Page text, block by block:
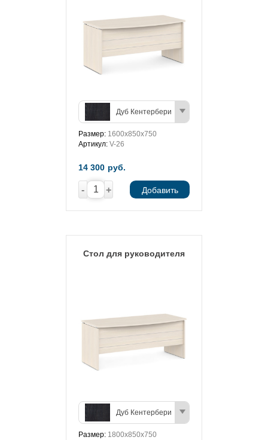
Дуб Кентербери
Размер: 1600х850х750
Артикул: V-26
14 300 руб.
- + Добавить
Стол для руководителя
Дуб Кентербери
Размер: 1800х850х750